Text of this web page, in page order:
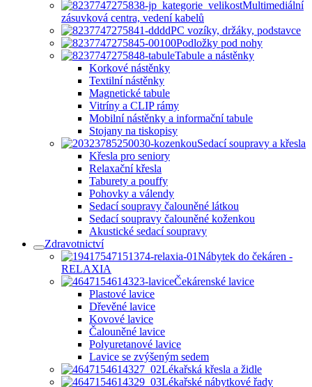
Multimediální
zásuvková centra, vedení kabelů
PC vozíky, držáky, podstavce
Podložky pod nohy
Tabule a nástěnky
Korkové nástěnky
Textilní nástěnky
Magnetické tabule
Vitríny a CLIP rámy
Mobilní nástěnky a informační tabule
Stojany na tiskopisy
Sedací soupravy a křesla
Křesla pro seniory
Relaxační křesla
Taburety a pouffy
Pohovky a válendy
Sedací soupravy čalouněné látkou
Sedací soupravy čalouněné koženkou
Akustické sedací soupravy
Zdravotnictví
Nábytek do čekáren -
RELAXIA
Čekárenské lavice
Plastové lavice
Dřevěné lavice
Kovové lavice
Čalouněné lavice
Polyuretanové lavice
Lavice se zvýšeným sedem
Lékařská křesla a židle
Lékařské nábytkové řady